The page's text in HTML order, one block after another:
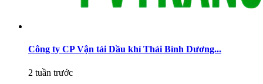
Công ty CP Vận tải Dầu khí Thái Bình Dương...
2 tuần trước